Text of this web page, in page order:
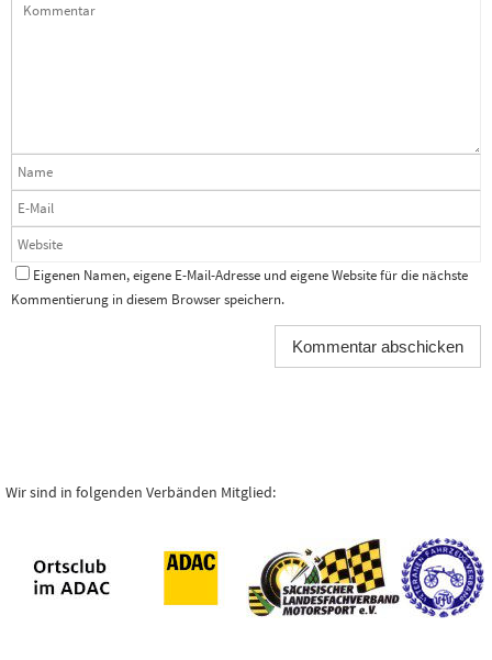
Eigenen Namen, eigene E-Mail-Adresse und eigene Website für die nächste
Kommentierung in diesem Browser speichern.
Wir sind in folgenden Verbänden Mitglied: